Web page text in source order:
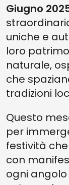
Giugno
uniche e
loro
naturale,
che
tradizioni
Questo
per
festività
con
ogni